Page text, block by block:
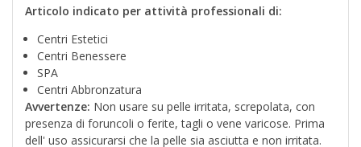
Articolo indicato per attività professionali di:
Centri Estetici
Centri Benessere
SPA
Centri Abbronzatura
Avvertenze: Non usare su pelle irritata, screpolata, con
presenza di foruncoli o ferite, tagli o vene varicose. Prima
dell' uso assicurarsi che la pelle sia asciutta e non irritata.